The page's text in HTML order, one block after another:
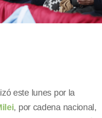
este lunes por la
, por cadena nacional,